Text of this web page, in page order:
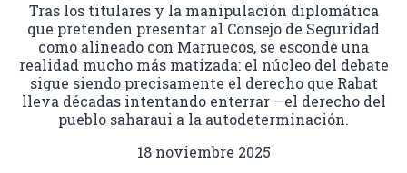
Tras los titulares y la manipulación diplomática
que pretenden presentar al Consejo de Seguridad
como alineado con Marruecos, se esconde una
realidad mucho más matizada: el núcleo del debate
sigue siendo precisamente el derecho que Rabat
lleva décadas intentando enterrar —el derecho del
pueblo saharaui a la autodeterminación.
18 noviembre 2025